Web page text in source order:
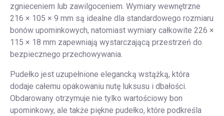
zgnieceniem lub zawilgoceniem. Wymiary wewnętrzne
216 × 105 × 9 mm są idealne dla standardowego rozmiaru
bonów upominkowych, natomiast wymiary całkowite 226 ×
115 × 18 mm zapewniają wystarczającą przestrzeń do
bezpiecznego przechowywania.
Pudełko jest uzupełnione elegancką wstążką, która
dodaje całemu opakowaniu nutę luksusu i dbałości.
Obdarowany otrzymuje nie tylko wartościowy bon
upominkowy, ale także piękne pudełko, które podkreśla